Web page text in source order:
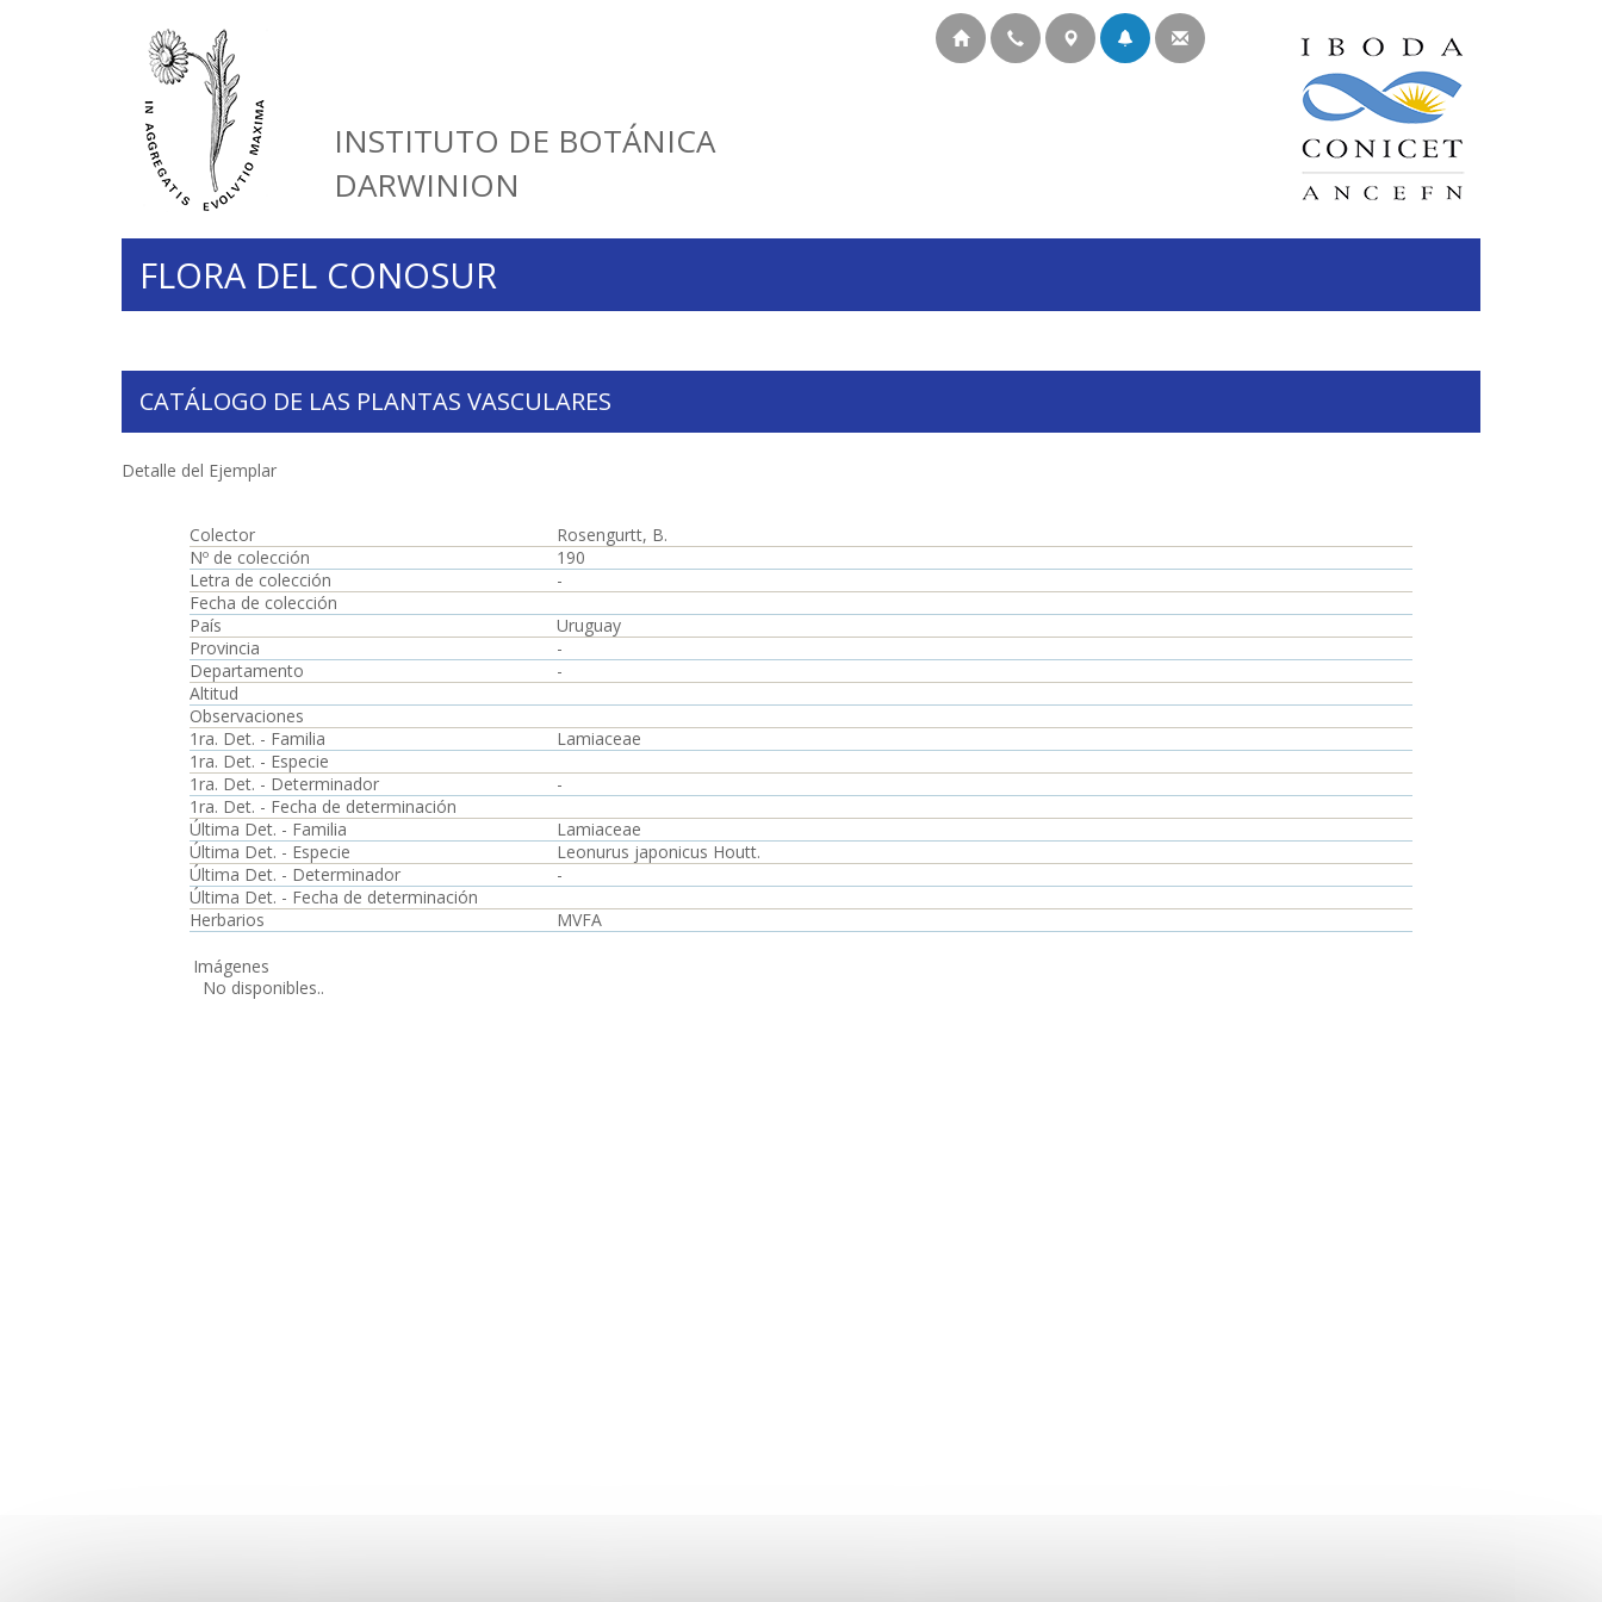
INSTITUTO DE BOTÁNICA
DARWINION
FLORA DEL CONOSUR
CATÁLOGO DE LAS PLANTAS VASCULARES
Detalle del Ejemplar
Colector
Rosengurtt, B.
Nº de colección
190
Letra de colección
-
Fecha de colección
País
Uruguay
Provincia
-
Departamento
-
Altitud
Observaciones
1ra. Det. - Familia
Lamiaceae
1ra. Det. - Especie
1ra. Det. - Determinador
-
1ra. Det. - Fecha de determinación
Última Det. - Familia
Lamiaceae
Última Det. - Especie
Leonurus japonicus Houtt.
Última Det. - Determinador
-
Última Det. - Fecha de determinación
Herbarios
MVFA
Imágenes
No disponibles..